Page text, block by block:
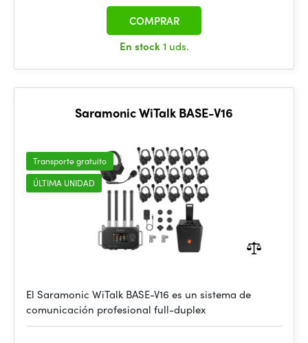
En stock1 uds.
COMPRAR
Saramonic WiTalk BASE-V16
Transporte gratuito
ÚLTIMA UNIDAD
El Saramonic WiTalk BASE-V16 es un sistema de
comunicación profesional full-duplex